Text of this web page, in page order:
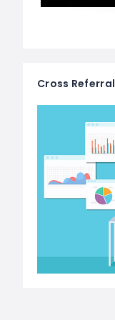
Cross